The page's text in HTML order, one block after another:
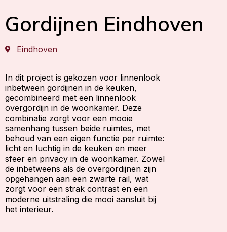
Gordijnen Eindhoven
Eindhoven
In dit project is gekozen voor linnenlook
inbetween gordijnen in de keuken,
gecombineerd met een linnenlook
overgordijn in de woonkamer. Deze
combinatie zorgt voor een mooie
samenhang tussen beide ruimtes, met
behoud van een eigen functie per ruimte:
licht en luchtig in de keuken en meer
sfeer en privacy in de woonkamer. Zowel
de inbetweens als de overgordijnen zijn
opgehangen aan een zwarte rail, wat
zorgt voor een strak contrast en een
moderne uitstraling die mooi aansluit bij
het interieur.